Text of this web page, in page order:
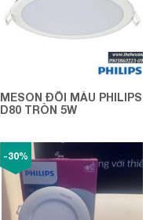
MESON ĐỔI MÀU PHILIPS
D80 TRÒN 5W
-30%